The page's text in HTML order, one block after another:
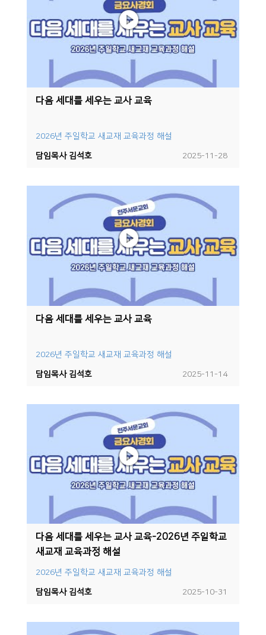
다음 세대를 세우는 교사 교육
2026년 주일학교 새교재 교육과정 해설
2025-11-28
담임목사 김석호
다음 세대를 세우는 교사 교육
2026년 주일학교 새교재 교육과정 해설
2025-11-14
담임목사 김석호
다음 세대를 세우는 교사 교육-2026년 주일학교
새교재 교육과정 해설
2026년 주일학교 새교재 교육과정 해설
2025-10-31
담임목사 김석호